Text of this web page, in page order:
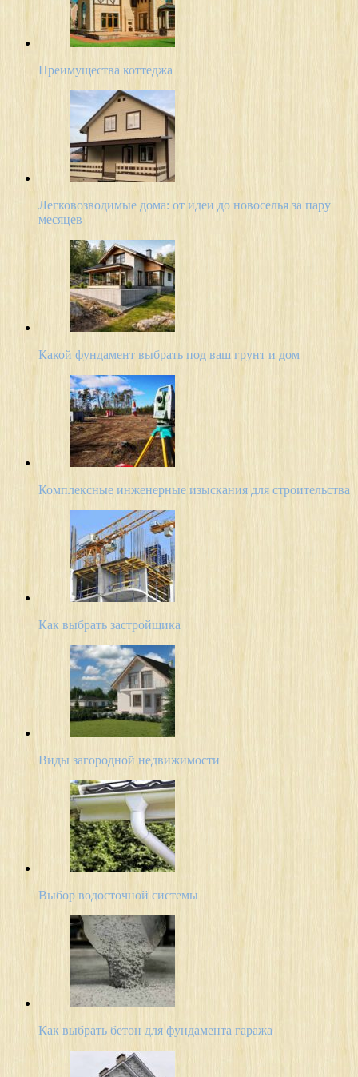
Преимущества коттеджа
Легковозводимые дома: от идеи до новоселья за пару
месяцев
Какой фундамент выбрать под ваш грунт и дом
Комплексные инженерные изыскания для строительства
Как выбрать застройщика
Виды загородной недвижимости
Выбор водосточной системы
Как выбрать бетон для фундамента гаража